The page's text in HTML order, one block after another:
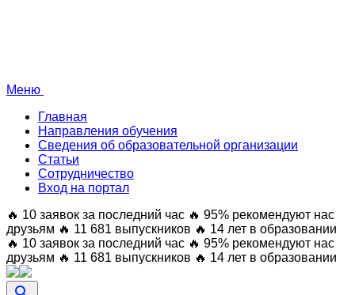
Меню
Главная
Направления обучения
Сведения об образовательной организации
Статьи
Сотрудничество
Вход на портал
🔥 10 заявок за последний час 🔥 95% рекомендуют нас
друзьям 🔥 11 681 выпускников 🔥 14 лет в образовании
🔥 10 заявок за последний час 🔥 95% рекомендуют нас
друзьям 🔥 11 681 выпускников 🔥 14 лет в образовании